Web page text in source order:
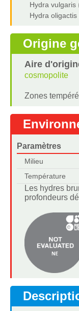
Hydra vulgaris
Hydra oligactis
Origine
Aire
cosmopolite
Zones
Paramètres
Milieu
Température
Les hydres
profondeurs